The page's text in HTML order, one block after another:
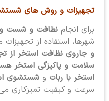
تجهیزات و روش های
برای انجام نظافت و شست و
شهرها، استفاده از
و جاروی نظافت استخر از
سلامت و پاکیزگی استخر
استخر با رباتو شستشوی
سرعت و کیفیت تمیزکاری